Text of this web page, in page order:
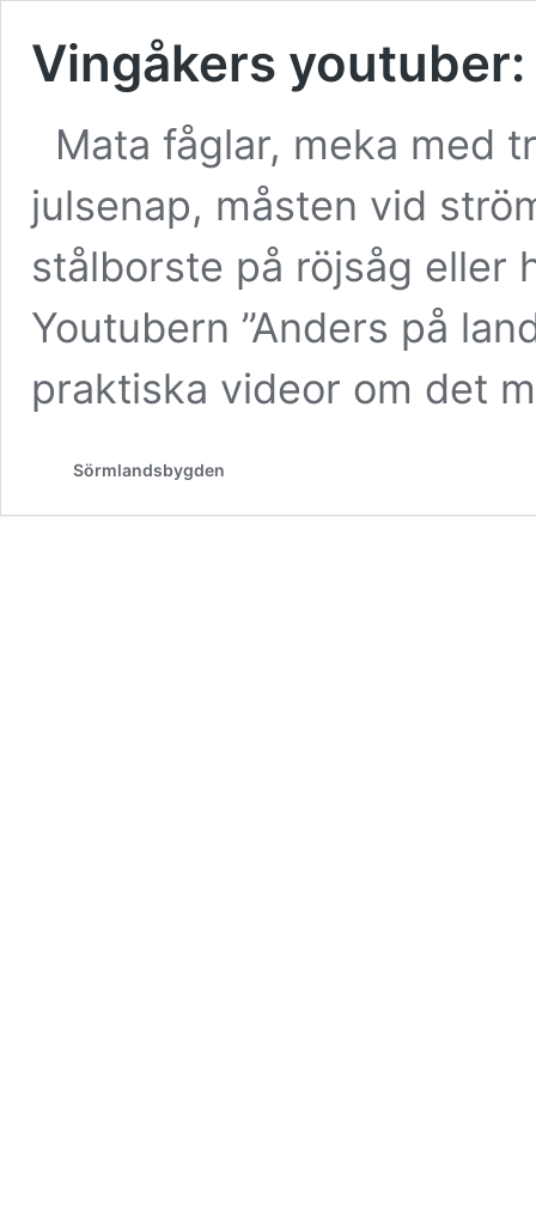
Vingåkers youtuber:
Mata fåglar, meka med
julsenap, måsten vid
stålborste på röjsåg eller
Youtubern ”Anders på
praktiska videor om det
Sörmlandsbygden